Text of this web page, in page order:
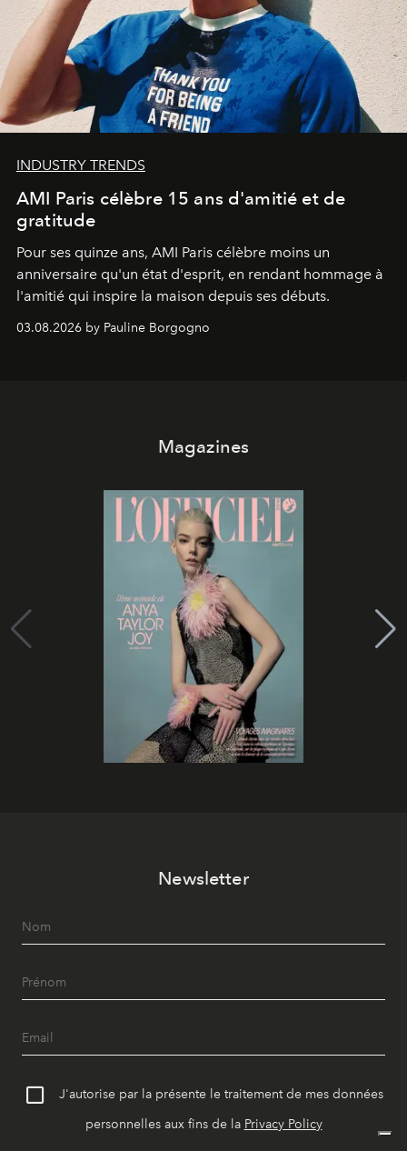
INDUSTRY TRENDS
AMI Paris célèbre 15 ans d'amitié et de
gratitude
Pour ses quinze ans, AMI Paris célèbre moins un
anniversaire qu'un état d'esprit, en rendant hommage à
l'amitié qui inspire la maison depuis ses débuts.
03.08.2026 by Pauline Borgogno
Magazines
Newsletter
J'autorise par la présente le traitement de mes données
personnelles aux fins de la Privacy Policy